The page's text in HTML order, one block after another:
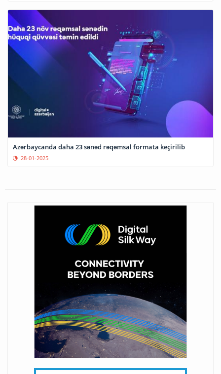
Azərbaycanda daha 23 sənəd rəqəmsal formata keçirilib
28-01-2025